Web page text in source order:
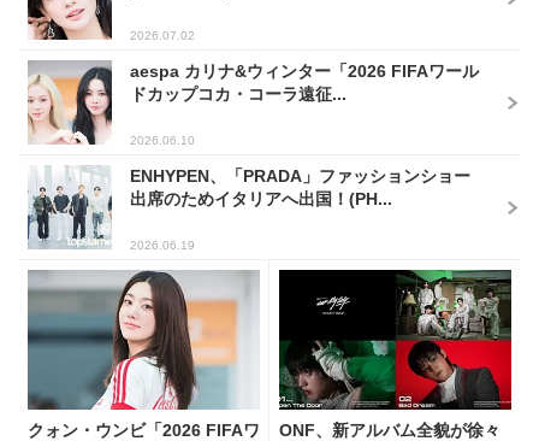
2026.07.02
aespa カリナ&ウィンター「2026 FIFAワール
ドカップコカ・コーラ遠征...
2026.06.10
ENHYPEN、「PRADA」ファッションショー
出席のためイタリアへ出国！(PH...
2026.06.19
クォン・ウンビ「2026 FIFAワ
ONF、新アルバム全貌が徐々